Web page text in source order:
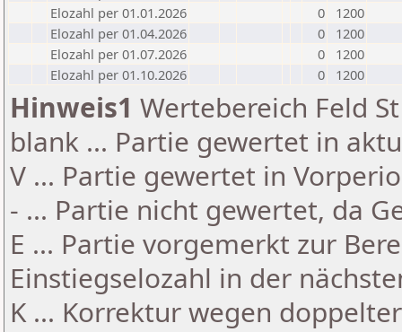
Elozahl per 01.01.2026
0
1200
Elozahl per 01.04.2026
0
1200
Elozahl per 01.07.2026
0
1200
Elozahl per 01.10.2026
0 1200
Hinweis1 Wertebereich Feld
blank ... Partie gewertet in
V ... Partie gewertet in
- ... Partie nicht gewertet, da
E ... Partie vorgemerkt zur
Einstiegselozahl in der
K ... Korrektur wegen